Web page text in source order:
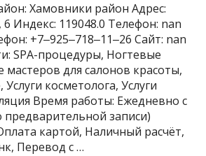
Хамовники район Адрес:
Индекс: 119048.0 Телефон: nan
+7‒925‒718‒11‒26 Сайт: nan
SPA-процедуры, Ногтевые
мастеров для салонов красоты,
косметолога, Услуги
Время работы: Ежедневно с
предварительной записи)
картой, Наличный расчёт,
Перевод с …